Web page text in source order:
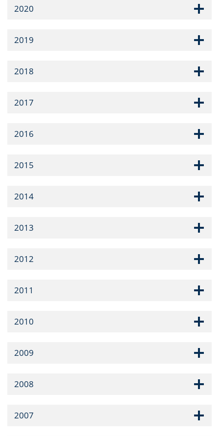
2020
2019
2018
2017
2016
2015
2014
2013
2012
2011
2010
2009
2008
2007